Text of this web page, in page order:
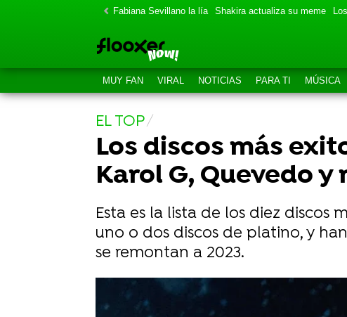
Fabiana Sevillano la lía Shakira actualiza su meme
MUY FAN VIRAL NOTICIAS PARA TI MÚSICA
EL TOP
Los discos más
Karol G, Quevedo y
Esta es la lista de los diez discos
uno o dos discos de platino, y
se remontan a 2023.